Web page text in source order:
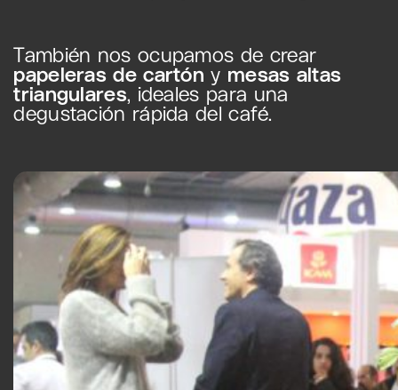
También nos ocupamos de crear
papeleras de cartón y mesas altas
triangulares, ideales para una
degustación rápida del café.